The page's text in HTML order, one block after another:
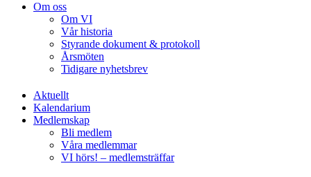
Om oss
Om VI
Vår historia
Styrande dokument & protokoll
Årsmöten
Tidigare nyhetsbrev
Aktuellt
Kalendarium
Medlemskap
Bli medlem
Våra medlemmar
VI hörs! – medlemsträffar